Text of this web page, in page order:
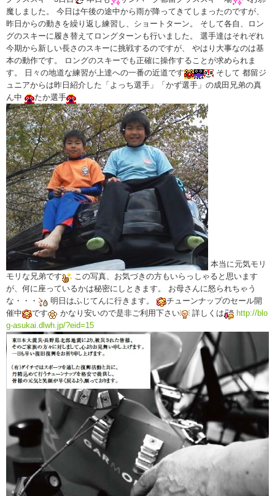
魔しました。 今日は午後の途中から雨が降ってきてしまったのですが、
昨日からの動きを繰り返し練習し、ショートターン。 そして各自、ロン
グのスキーに履き替えてロングターンも行いました。 選手達はそれぞれ
今期から新しい長さのスキーに挑戦するのですが、 やはり大事なのは基
本の動作です。 ロングのスキーでも正確に操作することが求められま
す。 日々の地道な練習が上達への一番の近道です
そして 都留ジ
ュニアからは昨日紹介した「よっち選手」「かず選手」の成田兄弟の真
ん中
たか選手
本当に元気モリ
モリな兄弟です
この写真、お気づきの方もいらっしゃると思います
が、何に座っているかは秘密にしときます。 お母さんに怒られちゃう
な・・・
明日はふじてんに行きます。
チューンナップのセール開
催中
です かなり安いので是非ご利用下さい 詳しくは
http://blo
g-asukai.dlwh.jp/?eid=15